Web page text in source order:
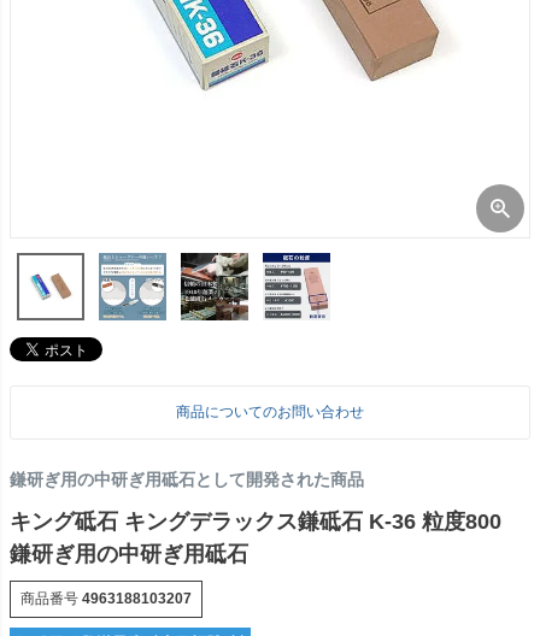
商品についてのお問い合わせ
鎌研ぎ用の中研ぎ用砥石として開発された商品
キング砥石 キングデラックス鎌砥石 K-36 粒度800
鎌研ぎ用の中研ぎ用砥石
商品番号 4963188103207